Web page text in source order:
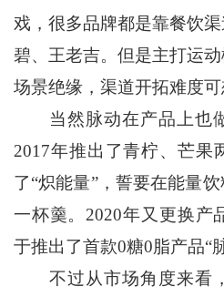
戏，很多品牌都是靠餐饮
碧、王老吉。但是主打运
场景绝缘，渠道开拓难度可
当然脉动在产品上也
2017年推出了青柠、芒果
了“炽能量”，誓要在能量
一杯羹。2020年又更换产
于推出了首款0糖0脂产品“
不过从市场角度来看